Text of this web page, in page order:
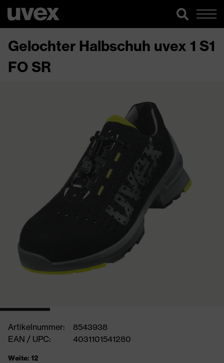
Gelochter Halbschuh uvex 1 S1
FO SR
Artikelnummer:
8543938
EAN / UPC:
4031101541280
Weite: 12